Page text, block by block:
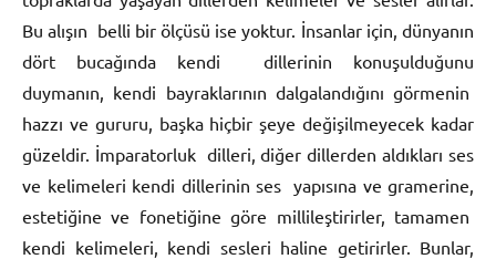
Bu alışın belli bir ölçüsü ise yoktur. İnsanlar için, dünyanın
dört bucağında kendi dillerinin konuşulduğunu
duymanın, kendi bayraklarının dalgalandığını görmenin
hazzı ve gururu, başka hiçbir şeye değişilmeyecek kadar
güzeldir. İmparatorluk dilleri, diğer dillerden aldıkları ses
ve kelimeleri kendi dillerinin ses yapısına ve gramerine,
estetiğine ve fonetiğine göre millileştirirler, tamamen
kendi kelimeleri, kendi sesleri haline getirirler. Bunlar,